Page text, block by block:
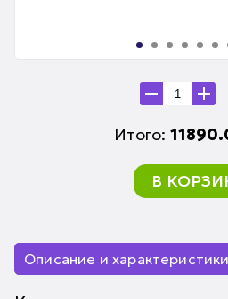
Итого:
В
Описание и характеристики